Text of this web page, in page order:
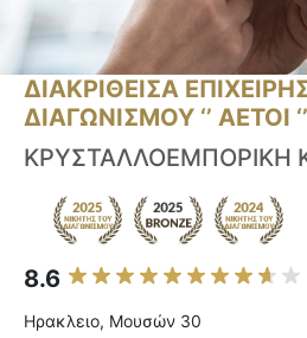
ΔΙΑΚΡΙΘΕΙΣΑ
ΔΙΑΓΩΝΙΣΜΟΥ ‘’ ΑΕΤΟΙ ‘’
ΚΡΥΣΤΑΛΛΟΕΜΠΟΡΙΚΗ
8.6
Ηρακλειο, Μουσών 30